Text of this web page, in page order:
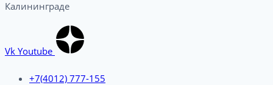
Калининграде
Vk Youtube
+7(4012) 777-155